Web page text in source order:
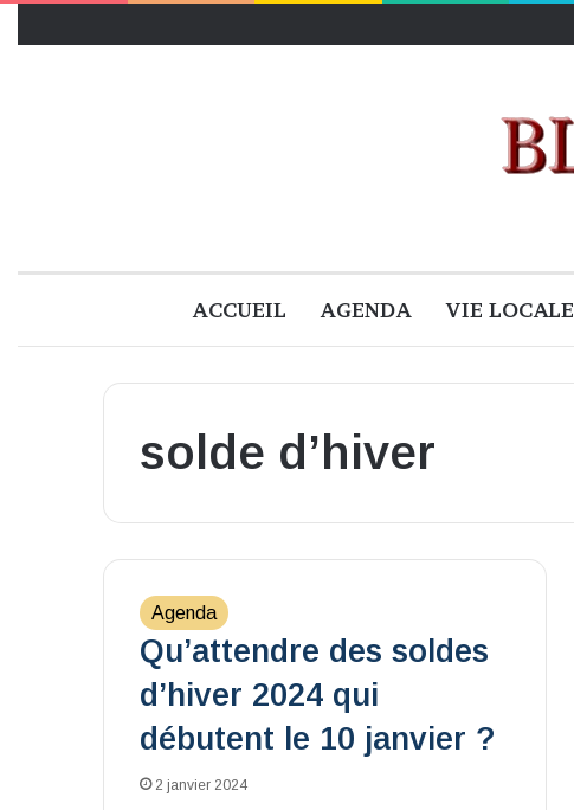
ACCUEIL AGENDA VIE LOCALE
solde d’hiver
Agenda
Qu’attendre des soldes
d’hiver 2024 qui
débutent le 10 janvier ?
2 janvier 2024